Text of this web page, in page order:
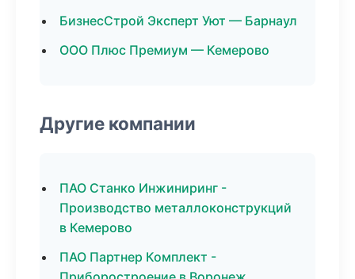
БизнесСтрой Эксперт Уют — Барнаул
ООО Плюс Премиум — Кемерово
Другие компании
ПАО Станко Инжиниринг -
Производство металлоконструкций
в Кемерово
ПАО Партнер Комплект -